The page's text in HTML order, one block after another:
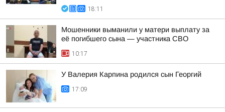
18:11
Мошенники выманили у матери выплату за
её погибшего сына — участника СВО
10:17
У Валерия Карпина родился сын Георгий
17:09